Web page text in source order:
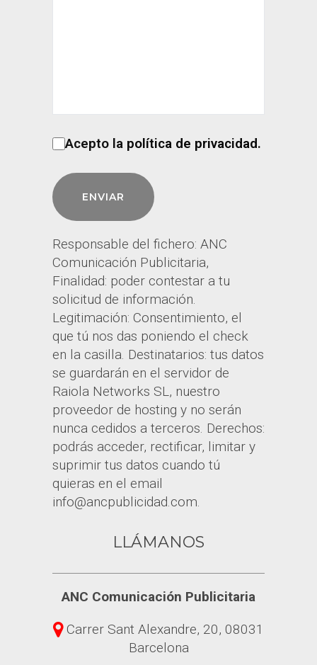
Acepto la política de privacidad.
Responsable del fichero: ANC
Comunicación Publicitaria,
Finalidad: poder contestar a tu
solicitud de información.
Legitimación: Consentimiento, el
que tú nos das poniendo el check
en la casilla. Destinatarios: tus datos
se guardarán en el servidor de
Raiola Networks SL, nuestro
proveedor de hosting y no serán
nunca cedidos a terceros. Derechos:
podrás acceder, rectificar, limitar y
suprimir tus datos cuando tú
quieras en el email
info@ancpublicidad.com.
LLÁMANOS
ANC Comunicación Publicitaria
Carrer Sant Alexandre, 20, 08031
Barcelona